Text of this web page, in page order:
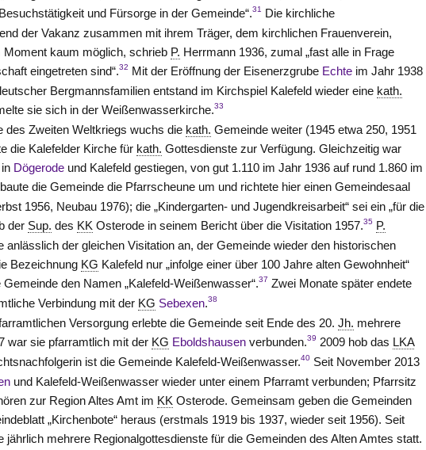
und Fürsorge in der Gemeinde“.31 Die kirchliche
der Vakanz zusammen mit ihrem Träger, dem kirchlichen Frauenverein,
Moment kaum möglich, schrieb P. Herrmann 1936, zumal „fast alle in Frage
eingetreten sind“.32 Mit der Eröffnung der Eisenerzgrube Echte im Jahr 1938
Bergmannsfamilien entstand im Kirchspiel Kalefeld wieder eine kath.
sie sich in der Weißenwasserkirche.33
des Zweiten Weltkriegs wuchs die kath. Gemeinde weiter (1945 etwa 250, 1951
die Kalefelder Kirche für kath. Gottesdienste zur Verfügung. Gleichzeitig war
Dögerode und Kalefeld gestiegen, von gut 1.110 im Jahr 1936 auf rund 1.860 im
die Gemeinde die Pfarrscheune um und richtete hier einen Gemeindesaal
1956, Neubau 1976); die „Kindergarten- und Jugendkreisarbeit“ sei ein „für die
der Sup. des KK Osterode in seinem Bericht über die Visitation 1957.35 P.
anlässlich der gleichen Visitation an, der Gemeinde wieder den historischen
Bezeichnung KG Kalefeld nur „infolge einer über 100 Jahre alten Gewohnheit“
den Namen „Kalefeld-Weißenwasser“.37 Zwei Monate später endete
Verbindung mit der KG Sebexen.38
Versorgung erlebte die Gemeinde seit Ende des 20.Jh. mehrere
war sie pfarramtlich mit der KG Eboldshausen verbunden.39 2009 hob das LKA
ist die Gemeinde Kalefeld-Weißenwasser.40 Seit November 2013
und Kalefeld-Weißenwasser wieder unter einem Pfarramt verbunden; Pfarrsitz
zur Region Altes Amt im KK Osterode. Gemeinsam geben die Gemeinden
„Kirchenbote“ heraus (erstmals 1919 bis 1937, wieder seit 1956). Seit
mehrere Regionalgottesdienste für die Gemeinden des Alten Amtes statt.